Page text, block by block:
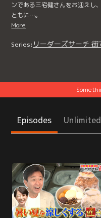
ンである三宅健さんをお迎えし
ともに…。
More
Series: リーダーズサーチ
Episodes